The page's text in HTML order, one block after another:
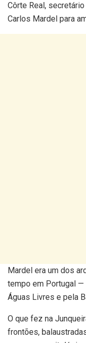
Côrte Real,
Carlos Mardel para
Mardel era um dos
tempo em Portugal
Águas Livres e pela
O que fez na
frontões,